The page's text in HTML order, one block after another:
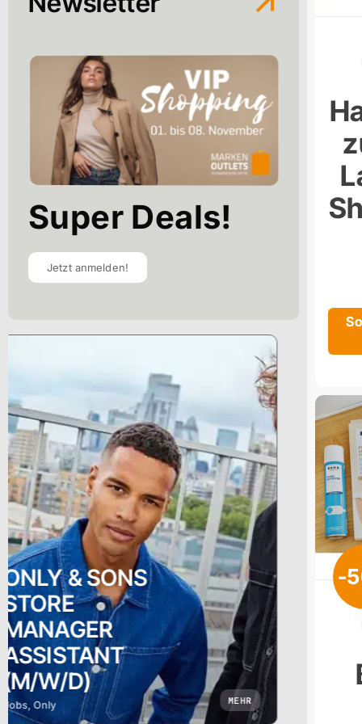
Super Deals!
Jetzt anmelden!
ONLY & SONS
VERKÄUFER IN
TEILZEIT
(M/W/D)
Jobs, Only
-